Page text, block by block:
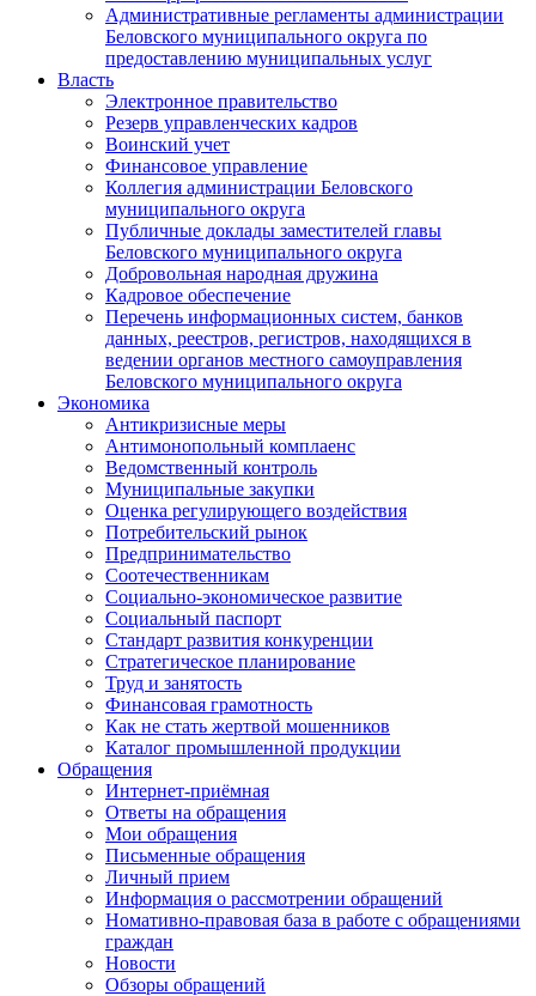
Административные регламенты администрации
Беловского муниципального округа по
предоставлению муниципальных услуг
Власть
Электронное правительство
Резерв управленческих кадров
Воинский учет
Финансовое управление
Коллегия администрации Беловского
муниципального округа
Публичные доклады заместителей главы
Беловского муниципального округа
Добровольная народная дружина
Кадровое обеспечение
Перечень информационных систем, банков
данных, реестров, регистров, находящихся в
ведении органов местного самоуправления
Беловского муниципального округа
Экономика
Антикризисные меры
Антимонопольный комплаенс
Ведомственный контроль
Муниципальные закупки
Оценка регулирующего воздействия
Потребительский рынок
Предпринимательство
Соотечественникам
Социально-экономическое развитие
Социальный паспорт
Стандарт развития конкуренции
Стратегическое планирование
Труд и занятость
Финансовая грамотность
Как не стать жертвой мошенников
Каталог промышленной продукции
Обращения
Интернет-приёмная
Ответы на обращения
Мои обращения
Письменные обращения
Личный прием
Информация о рассмотрении обращений
Номативно-правовая база в работе с обращениями
граждан
Новости
Обзоры обращений